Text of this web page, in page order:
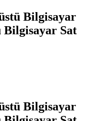
Bilgisayar
Bilgisayar Sat
Bilgisayar